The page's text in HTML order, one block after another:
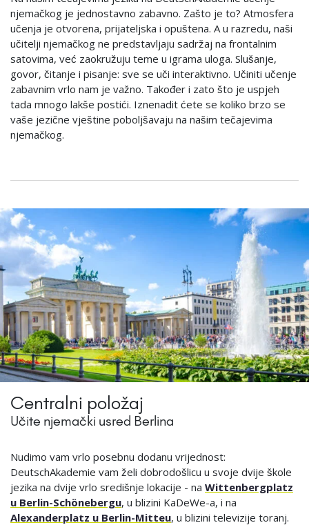
njemačkog je jednostavno zabavno. Zašto je to? Atmosfera
učenja je otvorena, prijateljska i opuštena. A u razredu, naši
učitelji njemačkog ne predstavljaju sadržaj na frontalnim
satovima, već zaokružuju teme u igrama uloga. Slušanje,
govor, čitanje i pisanje: sve se uči interaktivno. Učiniti učenje
zabavnim vrlo nam je važno. Također i zato što je uspjeh
tada mnogo lakše postići. Iznenadit ćete se koliko brzo se
vaše jezične vještine poboljšavaju na našim tečajevima
njemačkog.
Centralni položaj
Učite njemački usred Berlina
Nudimo vam vrlo posebnu dodanu vrijednost:
DeutschAkademie vam želi dobrodošlicu u svoje dvije škole
jezika na dvije vrlo središnje lokacije - na Wittenbergplatz
u Berlin-Schönebergu, u blizini KaDeWe-a, i na
Alexanderplatz u Berlin-Mitteu, u blizini televizije toranj.